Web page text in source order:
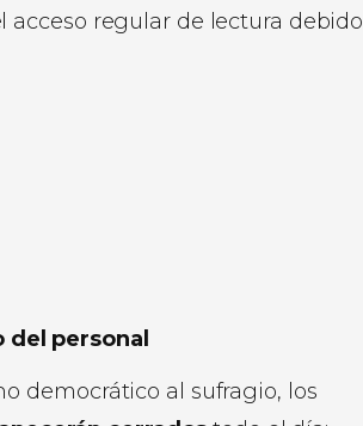
acceso regular de lectura
del personal
democrático al sufragio, los